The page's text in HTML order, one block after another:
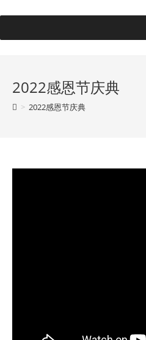
2022感恩节庆典
> 2022感恩节庆典